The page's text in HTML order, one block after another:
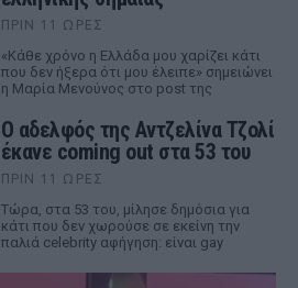
ΠΡΙΝ 11 ΏΡΕΣ
«Κάθε χρόνο η Ελλάδα μου χαρίζει κάτι
που δεν ήξερα ότι μου έλειπε» σημειώνει
η Μαρία Μενούνος στο post της
Ο αδελφός της Αντζελίνα Τζολί
έκανε coming out στα 53 του
ΠΡΙΝ 11 ΏΡΕΣ
Τώρα, στα 53 του, μίλησε δημόσια για
κάτι που δεν χωρούσε σε εκείνη την
παλιά celebrity αφήγηση: είναι gay